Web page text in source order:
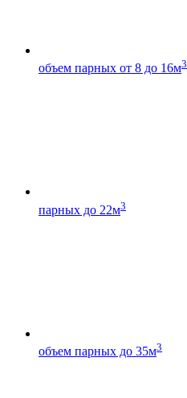
объем парных от 8 до 16м3
парных до 22м3
объем парных до 35м3